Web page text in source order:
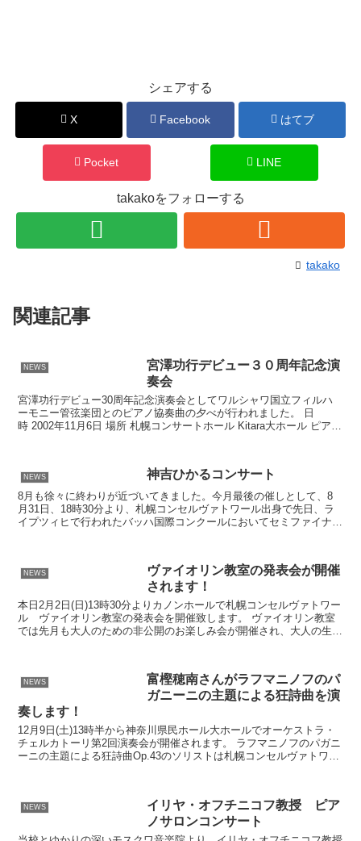
シェアする
X Facebook はてブ
Pocket LINE
takakoをフォローする
takako
関連記事
NEWS
宮澤功行デビュー３０周年記念演
奏会
宮澤功行デビュー30周年記念演奏会としてワルシャワ国立フィルハ
ーモニー管弦楽団とのピアノ協奏曲の夕べが行われました。 日
時 2002年11月6日 場所 札幌コンサートホール Kitara大ホール ピア
NEWS 神吉ひかるコンサート
8月も徐々に終わりが近づいてきました。今月最後の催しとして、8
月31日、18時30分より、札幌コンセルヴァトワール出身で先日、ラ
イプツィヒで行われたバッハ国際コンクールにおいてセミファイナル
NEWS
ヴァイオリン教室の発表会が開催
されます！
本日2月2日(日)13時30分よりカノンホールで札幌コンセルヴァトワー
ル ヴァイオリン教室の発表会を開催致します。 ヴァイオリン教室
では先月も大人のための非公開のお楽しみ会が開催され、大人の生徒
NEWS
富樫穂南さんがラフマニノフのパ
ガニーニの主題による狂詩曲を演
奏します！
12月9日(土)13時半から神奈川県民ホール大ホールでオーケストラ・
チェルカトーリ第2回演奏会が開催されます。 ラフマニノフのパガニ
ーニの主題による狂詩曲Op.43のソリストは札幌コンセルヴァトワー
NEWS
イリヤ・オフチニコフ教授 ピア
ノサロンコンサート